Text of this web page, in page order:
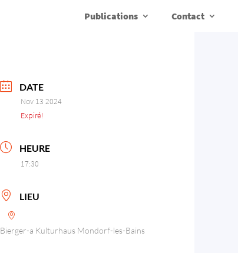
Publications Contact
DATE
Nov 13 2024
Expiré!
HEURE
17:30
LIEU
Bierger-a Kulturhaus Mondorf-les-Bains